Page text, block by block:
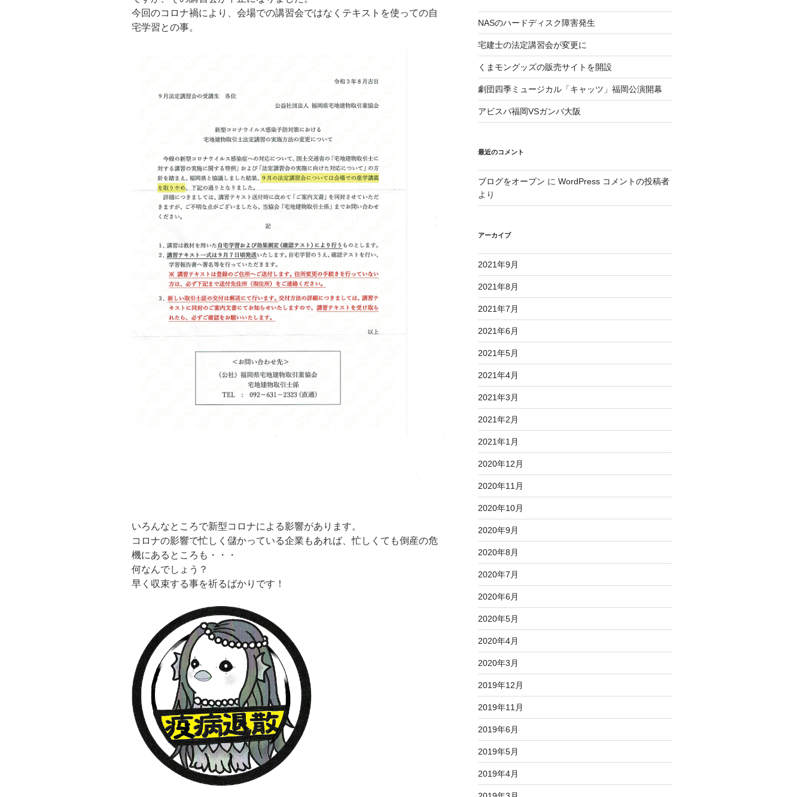
今回のコロナ禍により、会場での講習会ではなくテキストを使っての自
宅学習との事。
いろんなところで新型コロナによる影響があります。
コロナの影響で忙しく儲かっている企業もあれば、忙しくても倒産の危
機にあるところも・・・
何なんでしょう？
早く収束する事を祈るばかりです！
NASのハードディスク障害発生
宅建士の法定講習会が変更に
くまモングッズの販売サイトを開設
劇団四季ミュージカル「キャッツ」福岡公演開幕
アビスパ福岡VSガンバ大阪
最近のコメント
ブログをオープン に WordPress コメントの投稿者
より
アーカイブ
2021年9月
2021年8月
2021年7月
2021年6月
2021年5月
2021年4月
2021年3月
2021年2月
2021年1月
2020年12月
2020年11月
2020年10月
2020年9月
2020年8月
2020年7月
2020年6月
2020年5月
2020年4月
2020年3月
2019年12月
2019年11月
2019年6月
2019年5月
2019年4月